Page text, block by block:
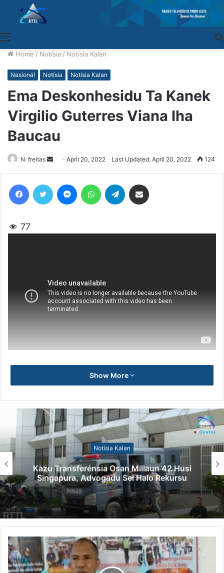
Home / Notísia / Notísia Kalan
Nasionál Notísia Notísia Kalan
Ema Deskonhesidu Ta Kanek
Virgilio Guterres Viana Iha
Baucau
N. freitas
Send
an
email
April 20, 2022 Last Updated: April 20, 2022 124
77
Show More
Notísia Kalan
Kazu Transferénsia Osan Millaun 42 Husi
Singapura, Advogadu Sei Halo Rekursu